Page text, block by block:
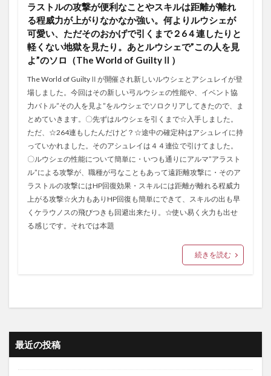
ラストルの攻撃が便利なことやスキルは距離が離れ
る程威力が上がりなかなか強い。何よりルウシェが
可愛い、ただそのおかげで引くまで２6４連したりと
軽くない地獄を見たり。あとルウシェで”この人を見
よ”のソロ（The World of GuiltyⅡ）
The World of GuiltyⅡが開催され新しいルウシェとアシュレイが登
場しました。今回はその新しい弓ルウシェの性能や、イベント協
力バトル”その人を見よ”をルウシェでソロクリアしてきたので、ま
とめていきます。〇先ずはルウシェを引くまで☆入手しました。
ただ、☆264連もしたんだけど？☆途中の確定枠はアシュレイに持
っていかれました。そのアシュレイは４４連位で引けてました。
〇ルウシェの性能について簡単に・いつも通りにアルマ”アラスト
ル”による攻撃が、職種が弓なこともあって遠距離攻撃に・そのア
ラストルの攻撃にはHP回復効果・スキルには距離が離れる程威力
上がる攻撃☆火力もありHP回復も簡単にできて、スキルの出も早
くケラウノスの飛びつきも回避出来たり。☆使い易く火力も出せ
る感じです。それでは本題
続きを読む
最近の投稿